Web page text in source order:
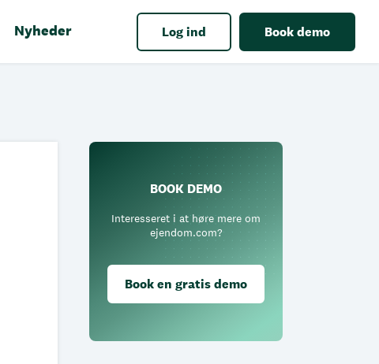
Nyheder Log ind Book demo
BOOK DEMO
Interesseret i at høre mere om
ejendom.com?
Book en gratis demo